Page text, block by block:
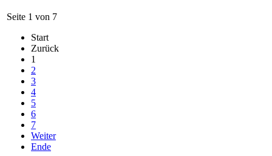
Seite 1 von 7
Start
Zurück
1
2
3
4
5
6
7
Weiter
Ende